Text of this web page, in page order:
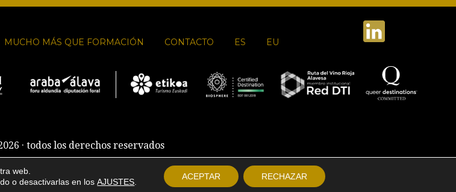
MUCHO MÁS QUE FORMACIÓN CONTACTO ES EU
· todos los derechos reservados
web.
o desactivarlas en losAJUSTES
ACEPTAR RECHAZAR